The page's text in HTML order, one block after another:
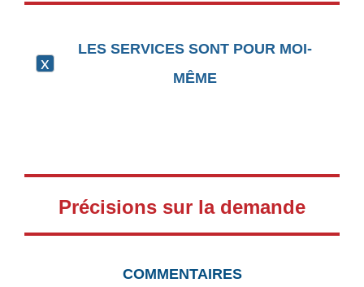
LES SERVICES SONT POUR MOI-
MÊME
Précisions sur la demande
COMMENTAIRES